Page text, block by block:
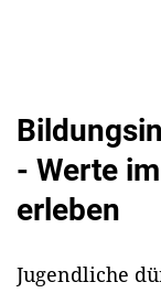
- Werte
erleben
Jugendliche